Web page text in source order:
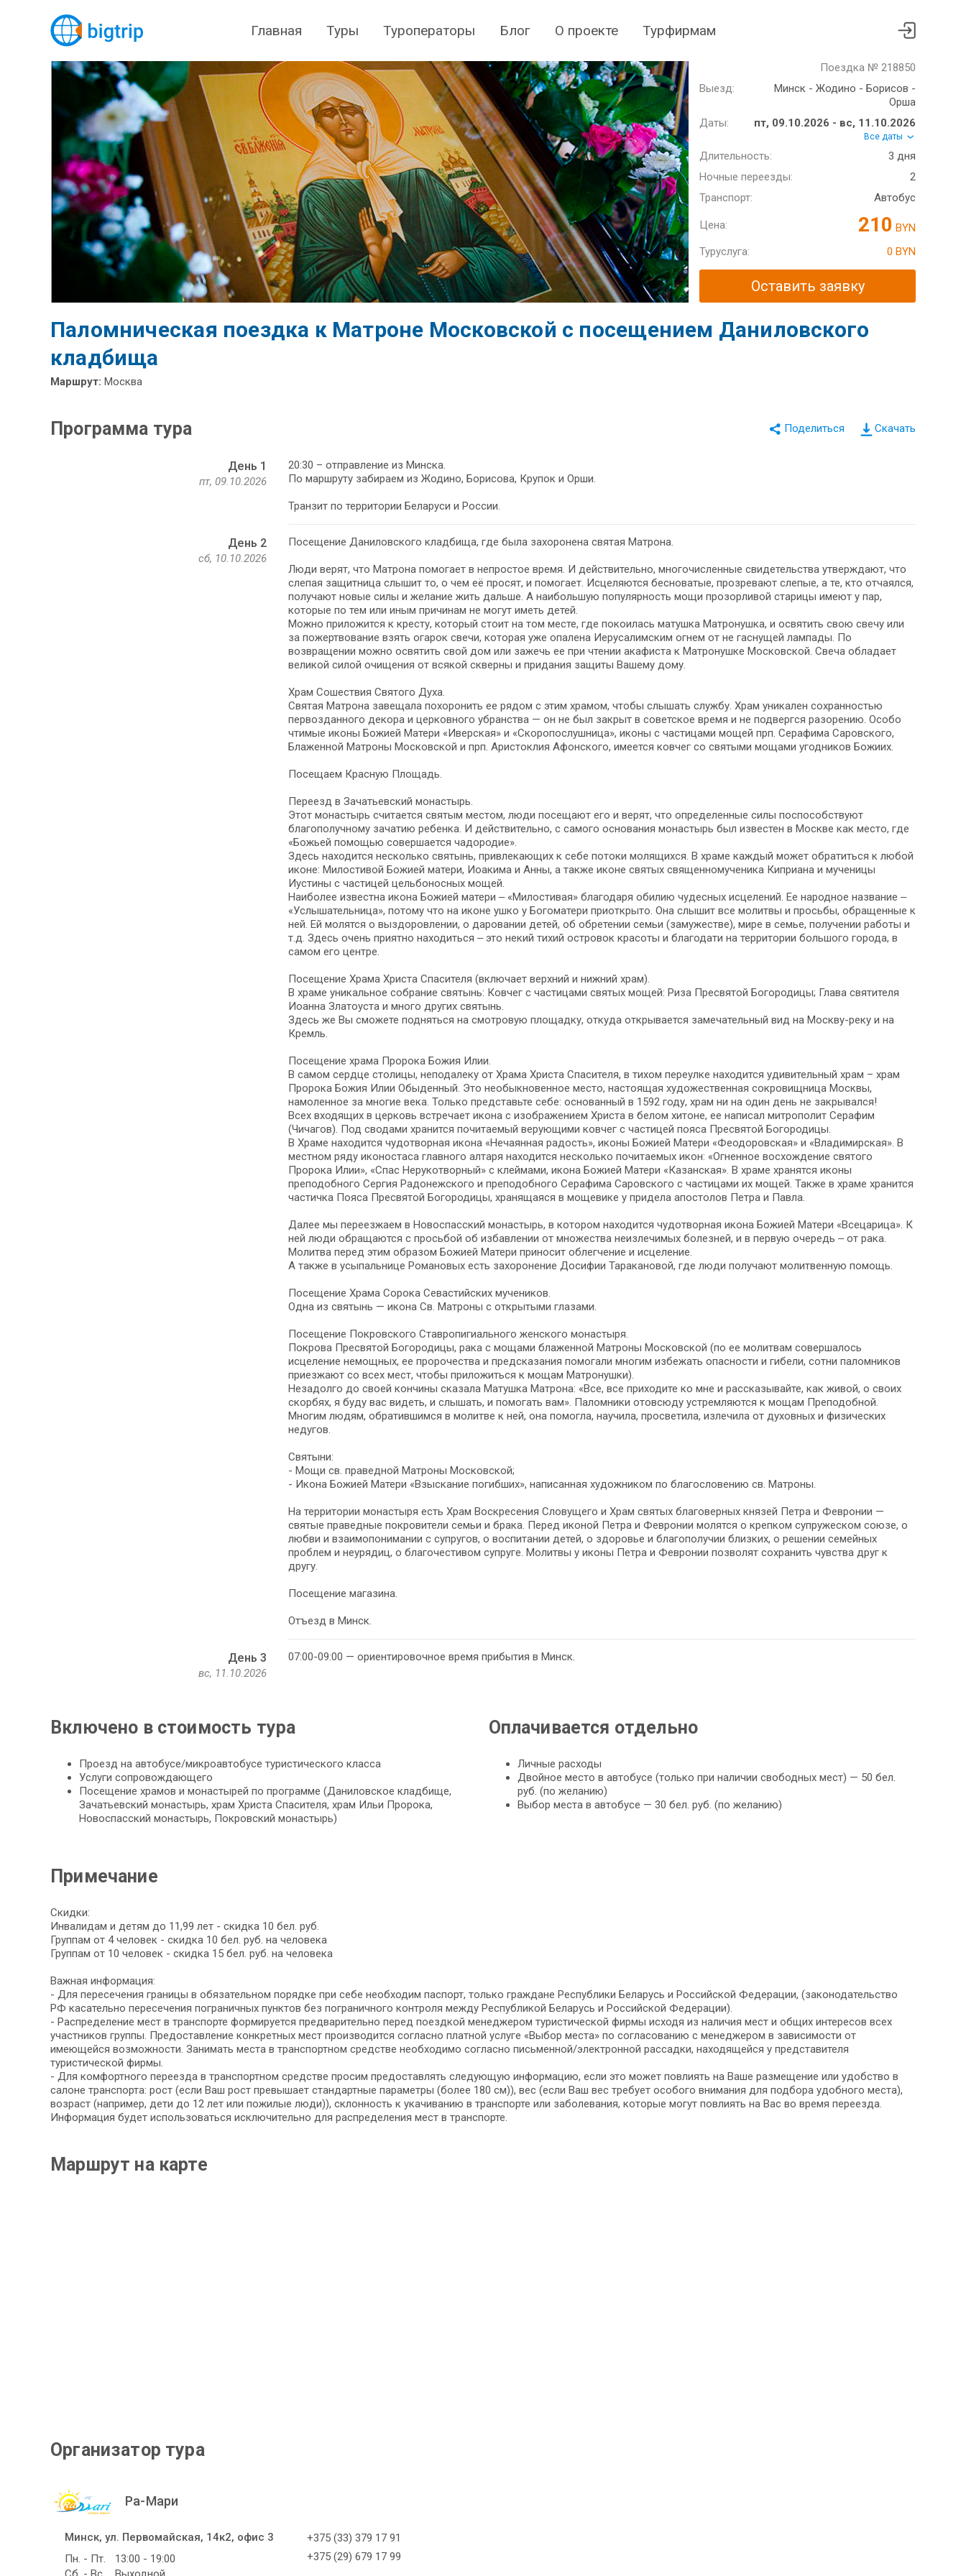
Главная Туры Туроператоры Блог О проекте Турфирмам
Поездка № 218850
Выезд:
Минск - Жодино - Борисов -
Орша
Даты:
пт, 09.10.2026 - вс, 11.10.2026
Все даты
Длительность:
3 дня
Ночные переезды:
2
Транспорт:
Автобус
Цена: 210 BYN
Туруслуга:
0 BYN
Оставить заявку
Паломническая поездка к Матроне Московской с посещением Даниловского
кладбища
Маршрут: Москва
Скачать
Программа тура
День 1
пт, 09.10.2026
20:30 – отправление из Минска.
По маршруту забираем из Жодино, Борисова, Крупок и Орши.
Транзит по территории Беларуси и России.
День 2
сб, 10.10.2026
Посещение Даниловского кладбища, где была захоронена святая Матрона.
Люди верят, что Матрона помогает в непростое время. И действительно, многочисленные свидетельства утверждают, что
слепая защитница слышит то, о чем её просят, и помогает. Исцеляются бесноватые, прозревают слепые, а те, кто отчаялся,
получают новые силы и желание жить дальше. А наибольшую популярность мощи прозорливой старицы имеют у пар,
которые по тем или иным причинам не могут иметь детей.
Можно приложится к кресту, который стоит на том месте, где покоилась матушка Матронушка, и освятить свою свечу или
за пожертвование взять огарок свечи, которая уже опалена Иерусалимским огнем от не гаснущей лампады. По
возвращении можно освятить свой дом или зажечь ее при чтении акафиста к Матронушке Московской. Свеча обладает
великой силой очищения от всякой скверны и придания защиты Вашему дому.
Храм Сошествия Святого Духа.
Святая Матрона завещала похоронить ее рядом с этим храмом, чтобы слышать службу. Храм уникален сохранностью
первозданного декора и церковного убранства — он не был закрыт в советское время и не подвергся разорению. Особо
чтимые иконы Божией Матери «Иверская» и «Скоропослушница», иконы с частицами мощей прп. Серафима Саровского,
Блаженной Матроны Московской и прп. Аристоклия Афонского, имеется ковчег со святыми мощами угодников Божиих.
Посещаем Красную Площадь.
Переезд в Зачатьевский монастырь.
Этот монастырь считается святым местом, люди посещают его и верят, что определенные силы поспособствуют
благополучному зачатию ребенка. И действительно, с самого основания монастырь был известен в Москве как место, где
«Божьей помощью совершается чадородие».
Здесь находится несколько святынь, привлекающих к себе потоки молящихся. В храме каждый может обратиться к любой
иконе: Милостивой Божией матери, Иоакима и Анны, а также иконе святых священномученика Киприана и мученицы
Иустины с частицей цельбоносных мощей.
Наиболее известна икона Божией матери ‒ «Милостивая» благодаря обилию чудесных исцелений. Ее народное название ‒
«Услышательница», потому что на иконе ушко у Богоматери приоткрыто. Она слышит все молитвы и просьбы, обращенные к
ней. Ей молятся о выздоровлении, о даровании детей, об обретении семьи (замужестве), мире в семье, получении работы и
т.д. Здесь очень приятно находиться ‒ это некий тихий островок красоты и благодати на территории большого города, в
самом его центре.
Посещение Храма Христа Спасителя (включает верхний и нижний храм).
В храме уникальное собрание святынь: Ковчег с частицами святых мощей: Риза Пресвятой Богородицы; Глава святителя
Иоанна Златоуста и много других святынь.
Здесь же Вы сможете подняться на смотровую площадку, откуда открывается замечательный вид на Москву-реку и на
Кремль.
Посещение храма Пророка Божия Илии.
В самом сердце столицы, неподалеку от Храма Христа Спасителя, в тихом переулке находится удивительный храм – храм
Пророка Божия Илии Обыденный. Это необыкновенное место, настоящая художественная сокровищница Москвы,
намоленное за многие века. Только представьте себе: основанный в 1592 году, храм ни на один день не закрывался!
Всех входящих в церковь встречает икона с изображением Христа в белом хитоне, ее написал митрополит Серафим
(Чичагов). Под сводами хранится почитаемый верующими ковчег с частицей пояса Пресвятой Богородицы.
В Храме находится чудотворная икона «Нечаянная радость», иконы Божией Матери «Феодоровская» и «Владимирская». В
местном ряду иконостаса главного алтаря находится несколько почитаемых икон: «Огненное восхождение святого
Пророка Илии», «Спас Нерукотворный» с клеймами, икона Божией Матери «Казанская». В храме хранятся иконы
преподобного Сергия Радонежского и преподобного Серафима Саровского с частицами их мощей. Также в храме хранится
частичка Пояса Пресвятой Богородицы, хранящаяся в мощевике у придела апостолов Петра и Павла.
Далее мы переезжаем в Новоспасский монастырь, в котором находится чудотворная икона Божией Матери «Всецарица». К
ней люди обращаются с просьбой об избавлении от множества неизлечимых болезней, и в первую очередь ‒ от рака.
Молитва перед этим образом Божией Матери приносит облегчение и исцеление.
А также в усыпальнице Романовых есть захоронение Досифии Таракановой, где люди получают молитвенную помощь.
Посещение Храма Сорока Севастийских мучеников.
Одна из святынь — икона Св. Матроны с открытыми глазами.
Посещение Покровского Ставропигиального женского монастыря.
Покрова Пресвятой Богородицы, рака с мощами блаженной Матроны Московской (по ее молитвам совершалось
исцеление немощных, ее пророчества и предсказания помогали многим избежать опасности и гибели, сотни паломников
приезжают со всех мест, чтобы приложиться к мощам Матронушки).
Незадолго до своей кончины сказала Матушка Матрона: «Все, все приходите ко мне и рассказывайте, как живой, о своих
скорбях, я буду вас видеть, и слышать, и помогать вам». Паломники отовсюду устремляются к мощам Преподобной.
Многим людям, обратившимся в молитве к ней, она помогла, научила, просветила, излечила от духовных и физических
недугов.
Святыни:
- Мощи св. праведной Матроны Московской;
- Икона Божией Матери «Взыскание погибших», написанная художником по благословению св. Матроны.
На территории монастыря есть Храм Воскресения Словущего и Храм святых благоверных князей Петра и Февронии —
святые праведные покровители семьи и брака. Перед иконой Петра и Февронии молятся о крепком супружеском союзе, о
любви и взаимопонимании с супругов, о воспитании детей, о здоровье и благополучии близких, о решении семейных
проблем и неурядиц, о благочестивом супруге. Молитвы у иконы Петра и Февронии позволят сохранить чувства друг к
другу.
Посещение магазина.
Отъезд в Минск.
День 3
вс, 11.10.2026
07:00-09:00 — ориентировочное время прибытия в Минск.
Включено в стоимость тура
Проезд на автобусе/микроавтобусе туристического класса
Услуги сопровождающего
Посещение храмов и монастырей по программе (Даниловское кладбище,
Зачатьевский монастырь, храм Христа Спасителя, храм Ильи Пророка,
Новоспасский монастырь, Покровский монастырь)
Оплачивается отдельно
Личные расходы
Двойное место в автобусе (только при наличии свободных мест) — 50 бел.
руб. (по желанию)
Выбор места в автобусе — 30 бел. руб. (по желанию)
Примечание
Скидки:
Инвалидам и детям до 11,99 лет - скидка 10 бел. руб.
Группам от 4 человек - скидка 10 бел. руб. на человека
Группам от 10 человек - скидка 15 бел. руб. на человека
Важная информация:
- Для пересечения границы в обязательном порядке при себе необходим паспорт, только граждане Республики Беларусь и Российской Федерации, (законодательство
РФ касательно пересечения пограничных пунктов без пограничного контроля между Республикой Беларусь и Российской Федерации).
- Распределение мест в транспорте формируется предварительно перед поездкой менеджером туристической фирмы исходя из наличия мест и общих интересов всех
участников группы. Предоставление конкретных мест производится согласно платной услуге «Выбор места» по согласованию с менеджером в зависимости от
имеющейся возможности. Занимать места в транспортном средстве необходимо согласно письменной/электронной рассадки, находящейся у представителя
туристической фирмы.
- Для комфортного переезда в транспортном средстве просим предоставлять следующую информацию, если это может повлиять на Ваше размещение или удобство в
салоне транспорта: рост (если Ваш рост превышает стандартные параметры (более 180 см)), вес (если Ваш вес требует особого внимания для подбора удобного места),
возраст (например, дети до 12 лет или пожилые люди)), склонность к укачиванию в транспорте или заболевания, которые могут повлиять на Вас во время переезда.
Информация будет использоваться исключительно для распределения мест в транспорте.
Маршрут на карте
Организатор тура
Ра-Мари
Минск, ул. Первомайская, 14к2, офис 3
Пн. - Пт.
13:00 - 19:00
+375 (33) 379 17 91
+375 (29) 679 17 99